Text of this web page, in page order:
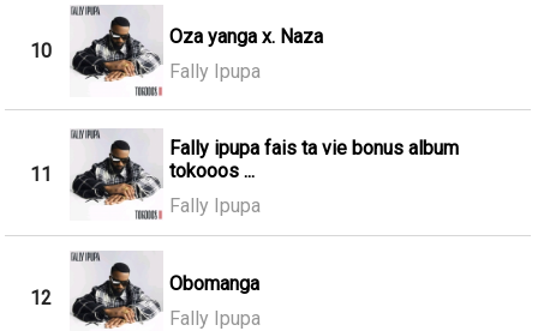
10
Oza yanga x. Naza
Fally Ipupa
11
Fally ipupa fais ta vie bonus album
tokooos ...
Fally Ipupa
12
Obomanga
Fally Ipupa